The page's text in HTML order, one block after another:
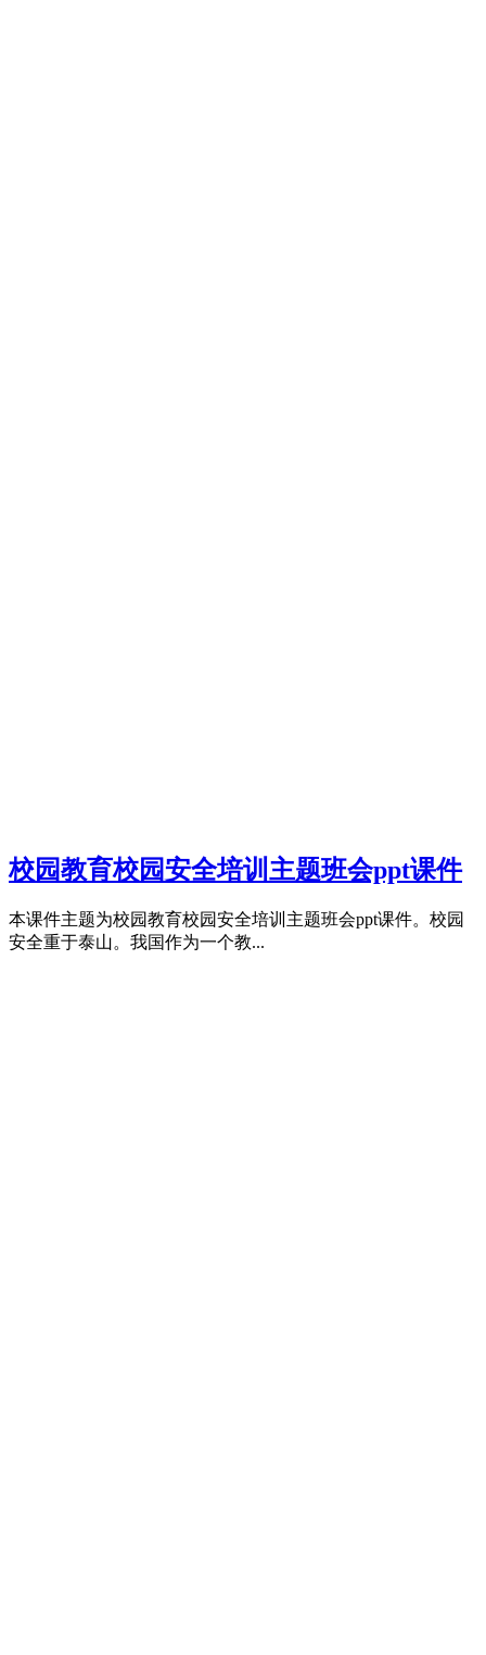
校园教育校园安全培训主题班会ppt课件
本课件主题为校园教育校园安全培训主题班会ppt课件。校园
安全重于泰山。我国作为一个教...